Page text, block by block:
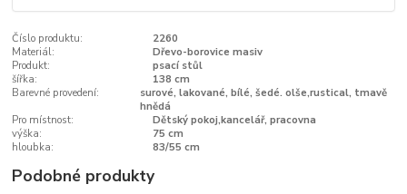
Číslo produktu:
2260
Materiál:
Dřevo-borovice masiv
Produkt:
psací stůl
šířka:
138 cm
Barevné provedení:
surové, lakované, bílé, šedé. olše,rustical, tmavě
hnědá
Pro místnost:
Dětský pokoj,kancelář, pracovna
výška:
75 cm
hloubka:
83/55 cm
Podobné produkty